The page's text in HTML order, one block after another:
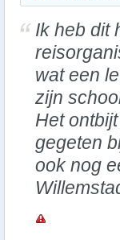
Ik heb dit
wat een
zijn
Het
gegeten
ook nog